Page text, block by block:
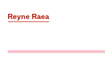
Reyne Raea